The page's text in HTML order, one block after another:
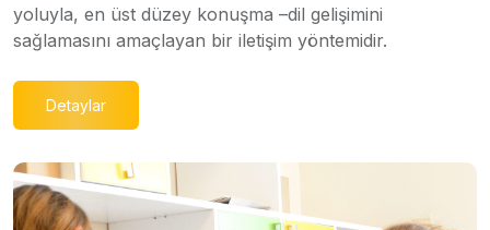
yoluyla, en üst düzey konuşma –dil gelişimini
sağlamasını amaçlayan bir iletişim yöntemidir.
Detaylar